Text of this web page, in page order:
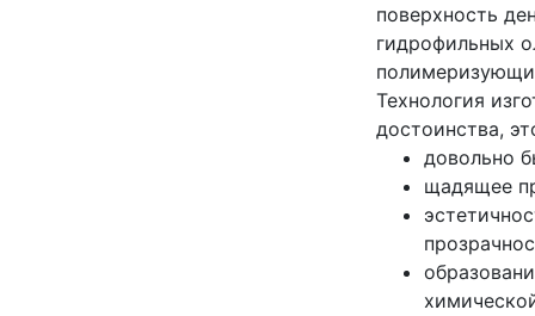
поверхность
гидрофильных
Технология
достоинства,
довольно
щадящее